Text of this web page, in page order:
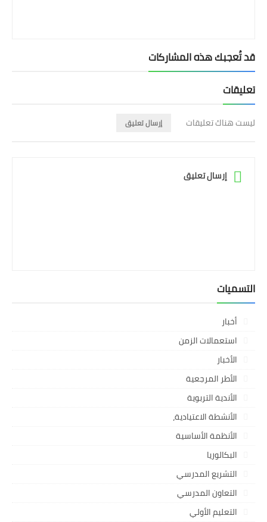
قد تُعجبك هذه المشاركات
تعليقات
ليست هناك تعليقات إرسال تعليق
إرسال تعليق
التسميات
أخبار
استعمالات الزمن
الأخبار
الأطر المرجعية
الأندية التربوية
الأنشطة الاعتيادية،
الأنظمة الأساسية
البكالوريا
التشريع المدرسي
التعاون المدرسي
التعليم الأولي